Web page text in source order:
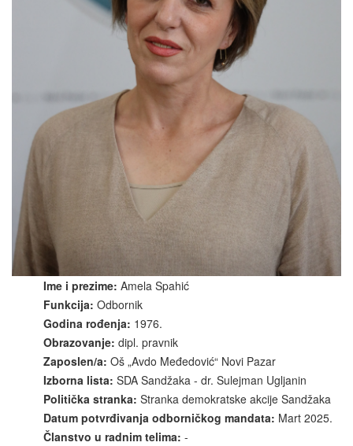
Ime i prezime: Amela Spahić
Funkcija: Odbornik
Godina rođenja: 1976.
Obrazovanje: dipl. pravnik
Zaposlen/a: Oš „Avdo Međedović“ Novi Pazar
Izborna lista: SDA Sandžaka - dr. Sulejman Ugljanin
Politička stranka: Stranka demokratske akcije Sandžaka
Datum potvrđivanja odborničkog mandata: Mart 2025.
Članstvo u radnim telima: -